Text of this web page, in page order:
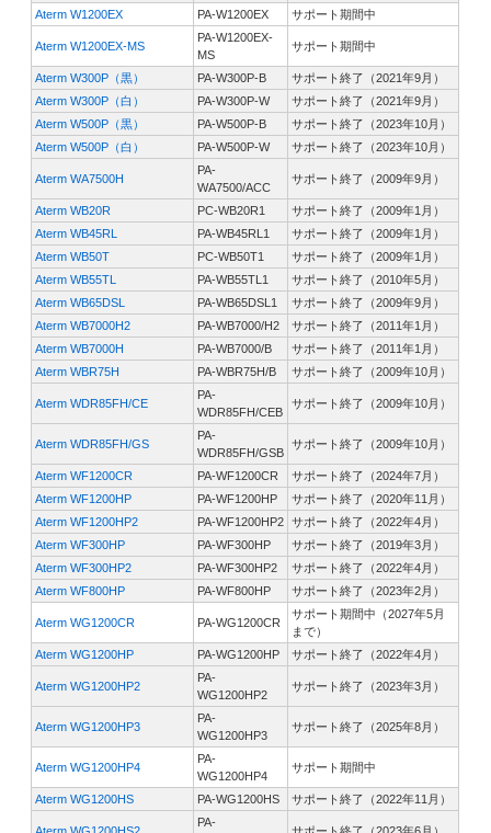
Aterm W1200EX PA-W1200EX サポート期間中
Aterm W1200EX-MS
PA-W1200EX-
MS
サポート期間中
Aterm W300P（黒） PA-W300P-B
サポート終了（2021年9月）
Aterm W300P（白）
PA-W300P-W
サポート終了（2021年9月）
Aterm W500P（黒）
PA-W500P-B
サポート終了（2023年10月）
Aterm W500P（白）
PA-W500P-W サポート終了（2023年10月）
Aterm WA7500H
PA-
WA7500/ACC
サポート終了（2009年9月）
Aterm WB20R PC-WB20R1
サポート終了（2009年1月）
Aterm WB45RL
PA-WB45RL1
サポート終了（2009年1月）
Aterm WB50T
PC-WB50T1
サポート終了（2009年1月）
Aterm WB55TL
PA-WB55TL1
サポート終了（2010年5月）
Aterm WB65DSL
PA-WB65DSL1
サポート終了（2009年9月）
Aterm WB7000H2
PA-WB7000/H2
サポート終了（2011年1月）
Aterm WB7000H
PA-WB7000/B
サポート終了（2011年1月）
Aterm WBR75H
PA-WBR75H/B サポート終了（2009年10月）
Aterm WDR85FH/CE
PA-
WDR85FH/CEB
サポート終了（2009年10月）
Aterm WDR85FH/GS
PA-
WDR85FH/GSB
サポート終了（2009年10月）
Aterm WF1200CR PA-WF1200CR
サポート終了（2024年7月）
Aterm WF1200HP
PA-WF1200HP
サポート終了（2020年11月）
Aterm WF1200HP2
PA-WF1200HP2 サポート終了（2022年4月）
Aterm WF300HP
PA-WF300HP
サポート終了（2019年3月）
Aterm WF300HP2
PA-WF300HP2
サポート終了（2022年4月）
Aterm WF800HP
PA-WF800HP サポート終了（2023年2月）
Aterm WG1200CR PA-WG1200CR
サポート期間中（2027年5月
まで）
Aterm WG1200HP
PA-WG1200HP サポート終了（2022年4月）
Aterm WG1200HP2
PA-
WG1200HP2
サポート終了（2023年3月）
Aterm WG1200HP3
PA-
WG1200HP3
サポート終了（2025年8月）
Aterm WG1200HP4
PA-
WG1200HP4
サポート期間中
Aterm WG1200HS PA-WG1200HS サポート終了（2022年11月）
PA-